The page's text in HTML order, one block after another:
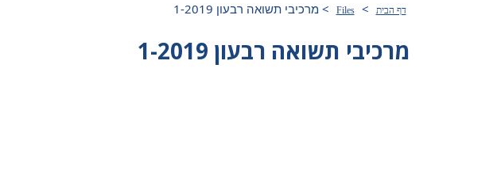
דף הבית >
Files
>מרכיבי תשואה רבעון 1-2019
מרכיבי תשואה רבעון 1-2019